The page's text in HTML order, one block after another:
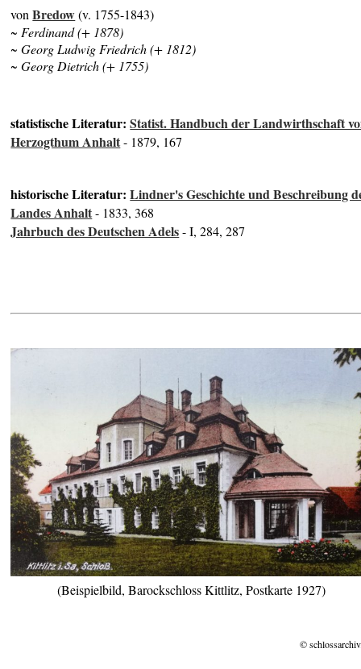
vonBredow(v. 1755-1843)
~ Ferdinand (+ 1878)
~ Georg Ludwig Friedrich (+ 1812)
~ Georg Dietrich (+ 1755)
statistische Literatur:Statist. Handbuch der Landwirthschaft
Herzogthum Anhalt- 1879, 167
historische Literatur:Lindner's Geschichte und Beschreibung
Landes Anhalt- 1833, 368
Jahrbuch des Deutschen Adels- I, 284, 287
(Beispielbild, Barockschloss Kittlitz, Postkarte 1927)
©